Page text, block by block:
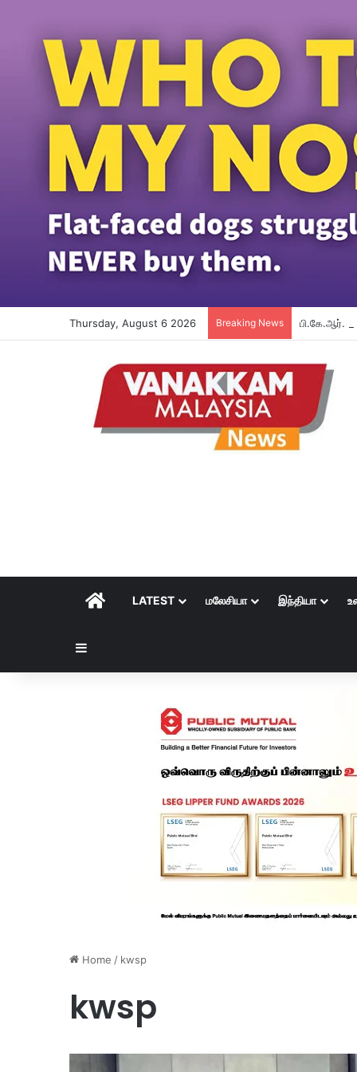
Thursday, August 6 2026 Breaking News பி.கே.ஆர்.
HOMELATEST மலேசியா இந்தியா
Home / kwsp
kwsp